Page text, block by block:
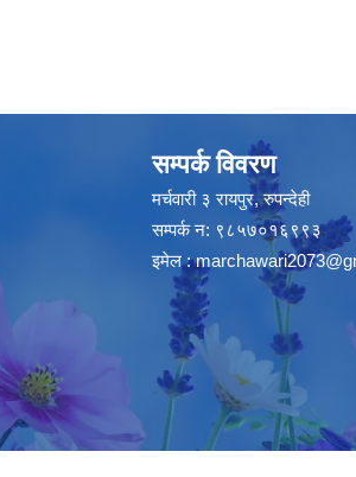
सम्पर्क विवरण
मर्चवारी ३ रायपुर, रुपन्देही
सम्पर्क न: ९८५७०१६९९३
इमेल :